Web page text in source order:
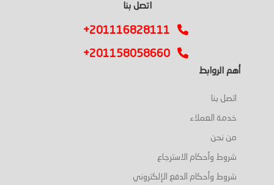
اتصل بنا
+201116828111
+201158058660
أهم الروابط
اتصل بنا
خدمة العملاء
من نحن
شروط وأحكام الاسترجاع
شروط وأحكام الدفع الإلكتروني